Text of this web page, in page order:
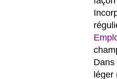
Dans
léger